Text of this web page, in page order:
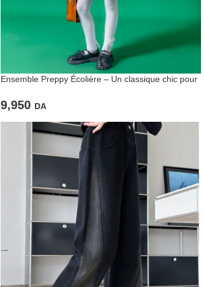
Ensemble Preppy Écolière – Un classique chic pour
9,950 DA